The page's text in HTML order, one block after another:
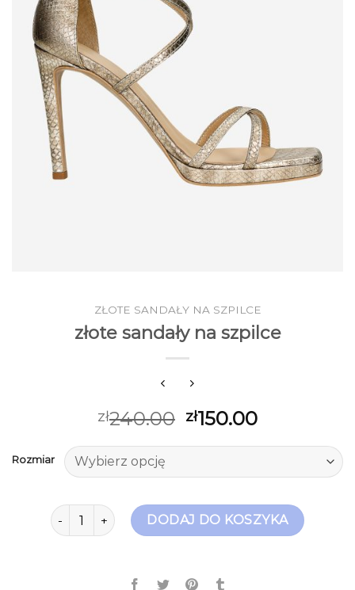
ZŁOTE SANDAŁY NA SZPILCE
złote sandały na szpilce
zł240.00 zł150.00
Rozmiar
ilość złote sandały na szpilceDODAJ DO KOSZYKA